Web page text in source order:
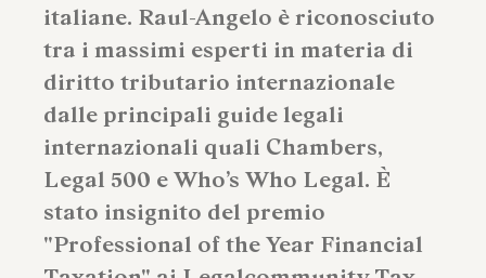
italiane. Raul-Angelo è riconosciuto
tra i massimi esperti in materia di
diritto tributario internazionale
dalle principali guide legali
internazionali quali Chambers,
Legal 500 e Who’s Who Legal. È
stato insignito del premio
"Professional of the Year Financial